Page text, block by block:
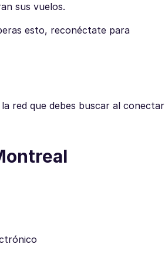
sus vuelos.
esto, reconéctate para
red que debes buscar al conectar